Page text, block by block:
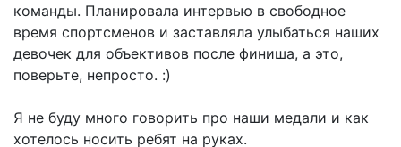
команды. Планировала интервью в свободное
время спортсменов и заставляла улыбаться наших
девочек для объективов после финиша, а это,
поверьте, непросто. :)
Я не буду много говорить про наши медали и как
хотелось носить ребят на руках.